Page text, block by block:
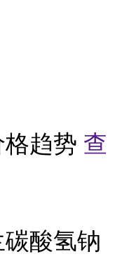
趋势 查
酸氢钠